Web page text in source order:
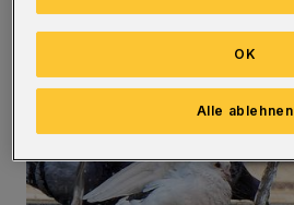
Sommer in der Elberfelder City
Alle ablehnen
OK